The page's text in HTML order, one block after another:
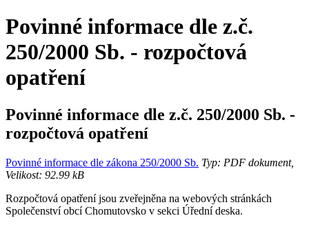
Povinné informace dle z.č.
250/2000 Sb. - rozpočtová
opatření
Povinné informace dle z.č. 250/2000 Sb. -
rozpočtová opatření
Povinné informace dle zákona 250/2000 Sb. Typ: PDF dokument,
Velikost: 92.99 kB
Rozpočtová opatření jsou zveřejněna na webových stránkách
Společenství obcí Chomutovsko v sekci Úřední deska.